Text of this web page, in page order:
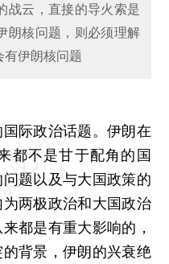
战云，直接的导火索是
朗核问题，则必须理解
伊朗核问题
际政治话题。伊朗在
都不是甘于配角的国
题以及与大国政策的
两极政治和大国政治
都是有重大影响的，
背景，伊朗的兴衰绝